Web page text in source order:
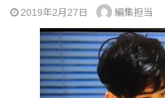
2019年2月27日 編集担当